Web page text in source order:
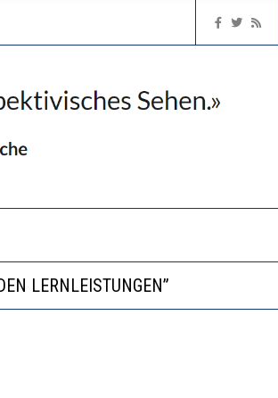
BRINGEN
LERNLEISTUNGEN”
DAS INNOVATIONSPOTENZIAL